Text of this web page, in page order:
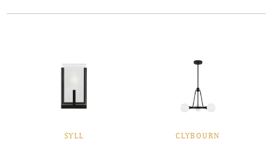
SYLL CLYBOURN